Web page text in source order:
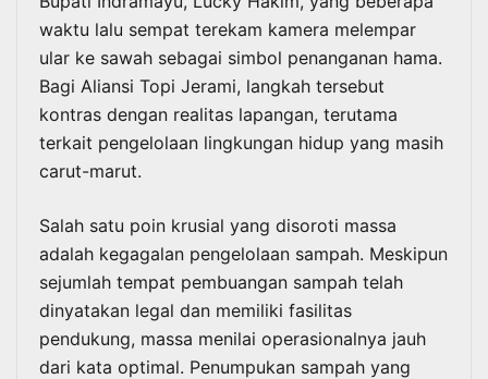
waktu lalu sempat terekam kamera melempar
ular ke sawah sebagai simbol penanganan hama.
Bagi Aliansi Topi Jerami, langkah tersebut
kontras dengan realitas lapangan, terutama
terkait pengelolaan lingkungan hidup yang masih
carut-marut.
Salah satu poin krusial yang disoroti massa
adalah kegagalan pengelolaan sampah. Meskipun
sejumlah tempat pembuangan sampah telah
dinyatakan legal dan memiliki fasilitas
pendukung, massa menilai operasionalnya jauh
dari kata optimal. Penumpukan sampah yang